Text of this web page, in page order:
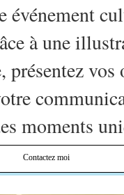
événement
à une
présentez
moments
Contactez moi